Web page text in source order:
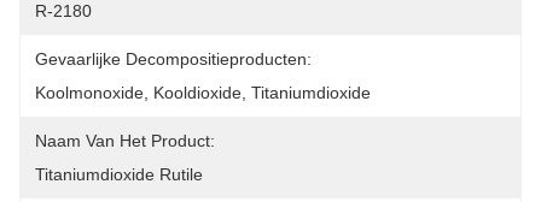
R-2180
Gevaarlijke Decompositieproducten:
Koolmonoxide, Kooldioxide, Titaniumdioxide
Naam Van Het Product:
Titaniumdioxide Rutile